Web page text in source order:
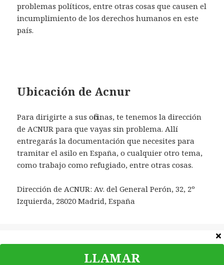
problemas políticos, entre otras cosas que causen el
incumplimiento de los derechos humanos en este
país.
Ubicación de Acnur
Para dirigirte a sus oficinas, te tenemos la dirección
de ACNUR para que vayas sin problema. Allí
entregarás la documentación que necesites para
tramitar el asilo en España, o cualquier otro tema,
como trabajo como refugiado, entre otras cosas.
Dirección de ACNUR: Av. del General Perón, 32, 2º
Izquierda, 28020 Madrid, España
LLAMAR